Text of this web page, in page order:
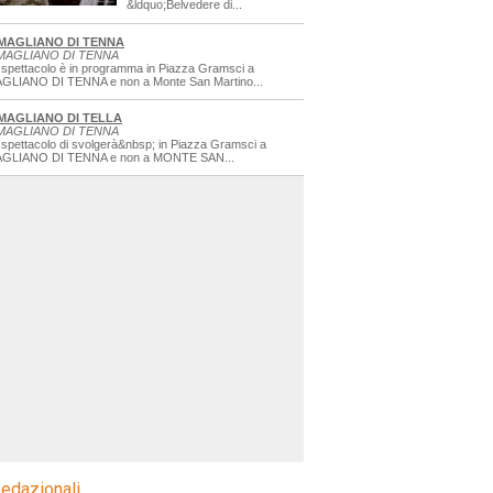
&ldquo;Belvedere di...
DI TENNA
DI TENNA
spettacolo è in programma in Piazza Gramsci a
DI TENNA e non a Monte San Martino...
DI TELLA
DI TENNA
spettacolo di svolgerà&nbsp; in Piazza Gramsci a
DI TENNA e non a MONTE SAN...